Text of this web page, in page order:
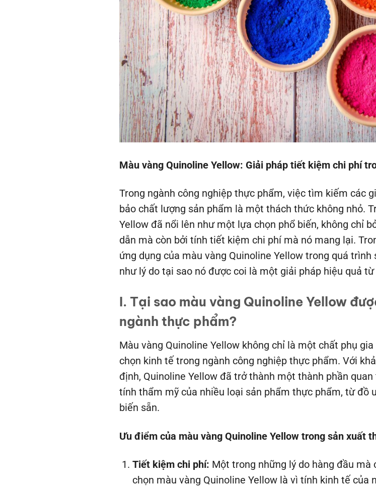
Màu vàng Quinoline Yellow: Giải pháp tiết kiệm chi phí
Trong ngành công nghiệp thực phẩm, việc tìm kiếm các
bảo chất lượng sản phẩm là một thách thức không nhỏ.
Yellow đã nổi lên như một lựa chọn phổ biến, không chỉ
dẫn mà còn bởi tính tiết kiệm chi phí mà nó mang lại.
ứng dụng của màu vàng Quinoline Yellow trong quá
như lý do tại sao nó được coi là một giải pháp hiệu quả
I. Tại sao màu vàng Quinoline Yellow
ngành thực phẩm?
Màu vàng Quinoline Yellow không chỉ là một chất phụ
chọn kinh tế trong ngành công nghiệp thực phẩm. Với
định, Quinoline Yellow đã trở thành một thành phần
tính thẩm mỹ của nhiều loại sản phẩm thực phẩm, từ đồ
biến sẵn.
Ưu điểm của màu vàng Quinoline Yellow trong sản xuất
Tiết kiệm chi phí: Một trong những lý do hàng đầu mà
chọn màu vàng Quinoline Yellow là vì tính kinh tế của